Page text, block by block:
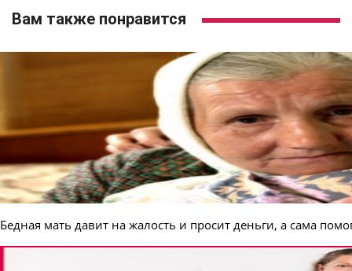
Вам также понравится
Бедная мать давит на жалость и просит деньги, а сама